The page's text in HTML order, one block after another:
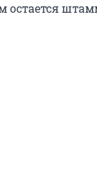
остается